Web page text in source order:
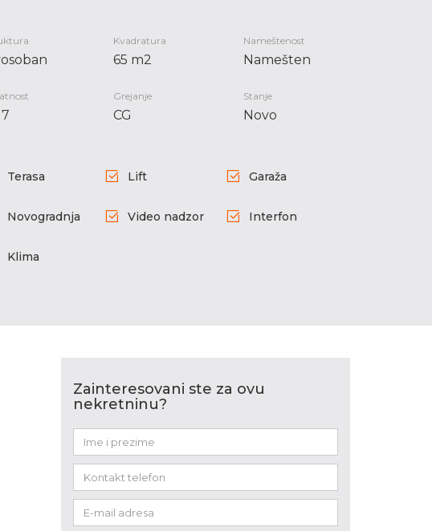
Kvadratura
65 m2
Nameštenost
Namešten
Grejanje
CG
Stanje
Novo
Terasa Lift Garaža
Novogradnja Video nadzor Interfon
Klima
Zainteresovani ste za ovu
nekretninu?